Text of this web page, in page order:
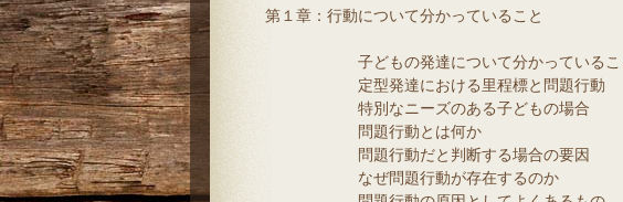
第１章：行動について分かっていること
子どもの発達について分かっているこ
定型発達における里程標と問題行動
特別なニーズのある子どもの場合
問題行動とは何か
問題行動だと判断する場合の要因
なぜ問題行動が存在するのか